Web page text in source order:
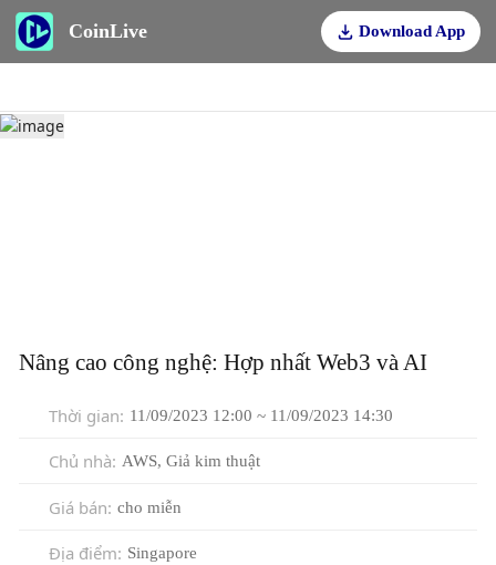
CoinLive Download App
Nâng cao công nghệ: Hợp nhất Web3 và AI
Thời gian: 11/09/2023 12:00 ~ 11/09/2023 14:30
Chủ nhà: AWS, Giả kim thuật
Giá bán: cho miễn
Địa điểm: Singapore